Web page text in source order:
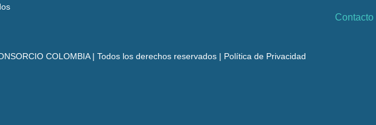
Contacto
COLOMBIA | Todos los derechos reservados | Política de Privacidad